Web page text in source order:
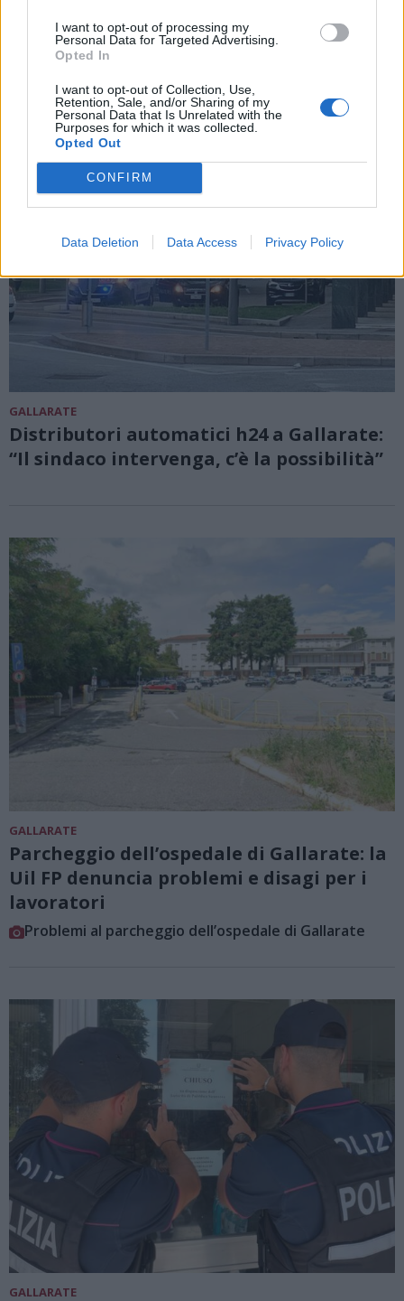
I want to opt-out of processing my
Personal Data for Targeted Advertising.
Opted In
I want to opt-out of Collection, Use,
Retention, Sale, and/or Sharing of my
Personal Data that Is Unrelated with the
Purposes for which it was collected.
Opted Out
CONFIRM
Data Deletion Data Access Privacy Policy
ALTRE NOTIZIE DI GALLARATE
GALLARATE
Distributori automatici h24 a Gallarate:
“Il sindaco intervenga, c’è la possibilità”
GALLARATE
Parcheggio dell’ospedale di Gallarate: la
Uil FP denuncia problemi e disagi per i
lavoratori
Problemi al parcheggio dell’ospedale di Gallarate
GALLARATE